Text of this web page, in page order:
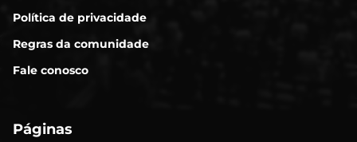
Política de privacidade
Regras da comunidade
Fale conosco
Páginas